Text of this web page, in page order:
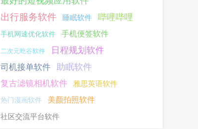
出行服务软件 睡眠软件 哔哩哔哩
手机网速优化软件 手机便签软件
二次元吃谷软件 日程规划软件
司机接单软件 助眠软件
复古滤镜相机软件 雅思英语软件
热门漫画软件
美颜拍照软件
社区交流平台软件